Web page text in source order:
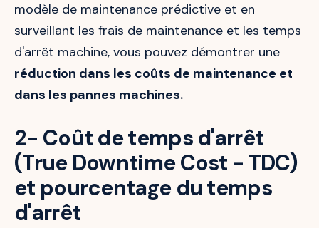
modèle de maintenance prédictive et en
surveillant les frais de maintenance et les temps
d'arrêt machine, vous pouvez démontrer une
réduction dans les coûts de maintenance et
dans les pannes machines.
2- Coût de temps d'arrêt
(True Downtime Cost - TDC)
et pourcentage du temps
d'arrêt